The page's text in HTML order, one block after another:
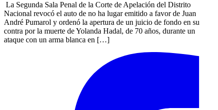
La Segunda Sala Penal de la Corte de Apelación del Distrito
Nacional revocó el auto de no ha lugar emitido a favor de Juan
André Pumarol y ordenó la apertura de un juicio de fondo en su
contra por la muerte de Yolanda Hadal, de 70 años, durante un
ataque con un arma blanca en […]